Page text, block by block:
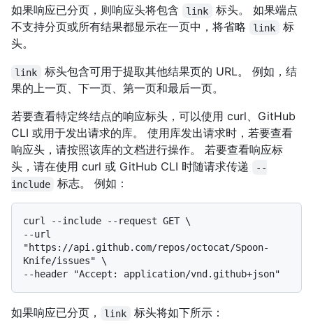
如果响应已分页，则响应头将包含 link
标头。 如果端点
不支持分页或所有结果都显示在一页中，将省略
link
标
头。
link
标头包含可用于提取其他结果页的 URL。 例如，结
果的上一页、下一页、第一页和最后一页。
若要查看特定终结点的响应标头，可以使用 curl、GitHub
CLI 或用于发出请求的库。 使用库发出请求时，若要查看
响应头，请按照该库的文档进行操作。 若要查看响应标
头，请在使用 curl 或 GitHub CLI 时随请求传递
--
include
标志。 例如：
curl --include --request GET \
--url
"https://api.github.com/repos/octocat/Spoon-
Knife/issues" \
如果响应已分页， link 标头将如下所示：